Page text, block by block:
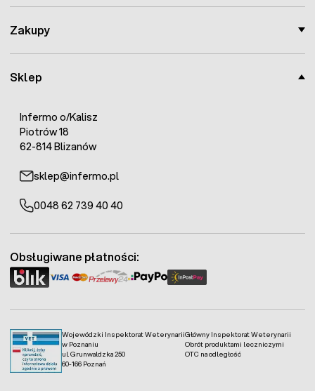
Sklep
Infermo o/Kalisz
Piotrów 18
62-814 Blizanów
sklep@infermo.pl
0048 62 739 40 40
Zakupy
Wojewódzki Inspektorat Weterynarii
w Poznaniu
ul. Grunwaldzka 250
60-166 Poznań
Główny Inspektorat Weterynarii
Obrót produktami leczniczymi
OTC na odległość
Obsługiwane płatności: